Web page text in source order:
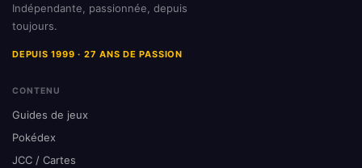
Indépendante, passionnée, depuis
toujours.
DEPUIS 1999 · 27 ANS DE PASSION
CONTENU
Guides de jeux
Pokédex
JCC / Cartes